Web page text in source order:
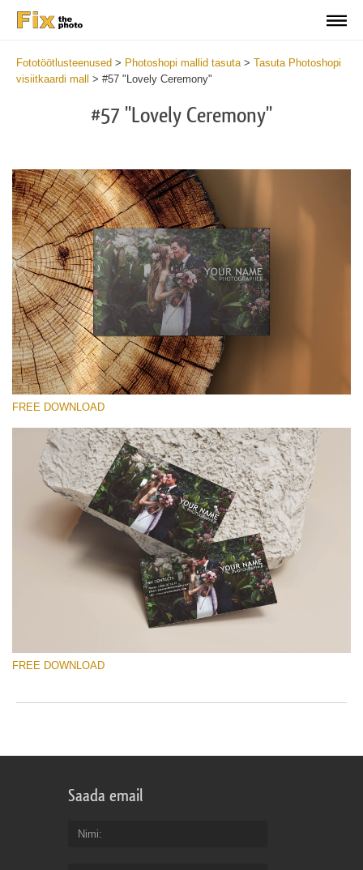
Fototöötlusteenused > Photoshopi mallid tasuta> Tasuta Photoshopi
visiitkaardi mall > #57 "Lovely Ceremony"
#57 "Lovely Ceremony"
Please select
Free Template #57
Marketing Templates Photography
Free download
FREE DOWNLOAD
FREE DOWNLOAD
Saada email
Nimi